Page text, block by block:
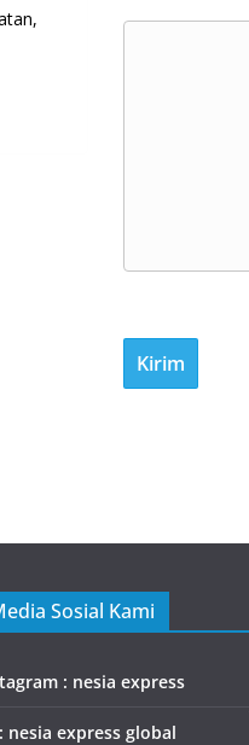
Sosial Kami
: nesia express
nesia express global